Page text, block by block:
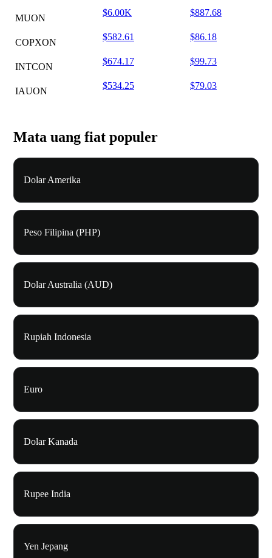
MUON
$6.00K $887.68
COPXON
$582.61 $86.18
INTCON
$674.17 $99.73
IAUON
$534.25 $79.03
Mata uang fiat populer
Dolar Amerika
Peso Filipina (PHP)
Dolar Australia (AUD)
Rupiah Indonesia
Euro
Dolar Kanada
Rupee India
Yen Jepang